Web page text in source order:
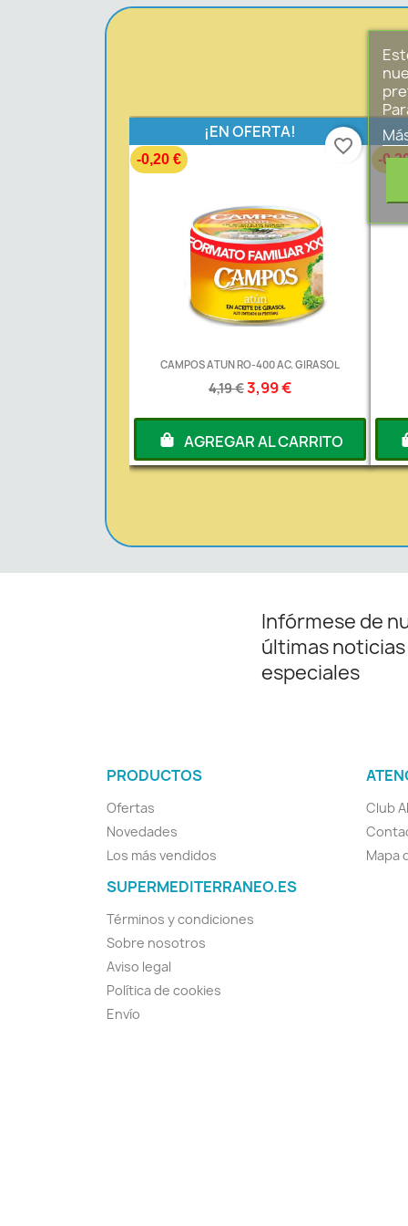
CAMPOS ATUN RO-400 AC. GIRASOL
4,19 €3,99 €
¡EN OFERTA!
-0,20 €
AGREGAR AL CARRITO
favorite_border
-
Infórmese de
últimas
especiales
PRODUCTOS
Ofertas
Novedades
Los más vendidos
Club
Mapa
SUPERMEDITERRANEO.ES
Términos y condiciones
Sobre nosotros
Aviso legal
Política de cookies
Envío